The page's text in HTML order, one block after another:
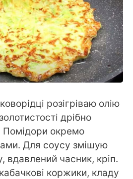
розігріваю олію
дрібно
Помідори окремо
Для соусу змішую
вдавлений часник, кріп.
коржики, кладу